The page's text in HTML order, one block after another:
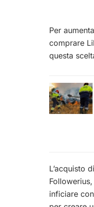
Per
comprare
questa
L’acquisto
inficiare